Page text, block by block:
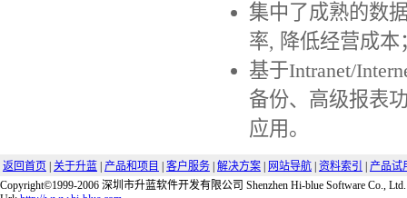
集中了成熟的数
率, 降低经营成本
基于Intranet/
备份、高级报表
应用。
返回首页 关于升蓝 产品和项目 客户服务 解决方案 网站导航 资料索引
产品试
Copyright©1999-2006 深圳市升蓝软件开发有限公司 Shenzhen Hi-blue Software Co., Ltd.